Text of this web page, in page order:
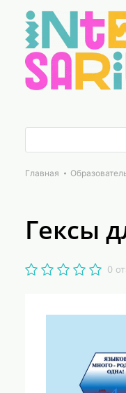
Главная
Гексы
0